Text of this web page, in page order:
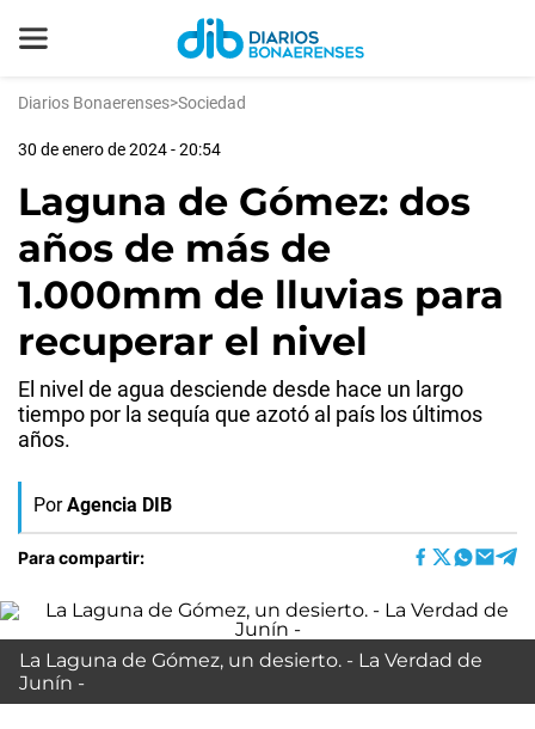
Diarios Bonaerenses>Sociedad
30 de enero de 2024 - 20:54
Laguna de Gómez: dos
años de más de
1.000mm de lluvias para
recuperar el nivel
El nivel de agua desciende desde hace un largo
tiempo por la sequía que azotó al país los últimos
años.
Por Agencia DIB
Para compartir:
La Laguna de Gómez, un desierto. - La Verdad de
Junín -